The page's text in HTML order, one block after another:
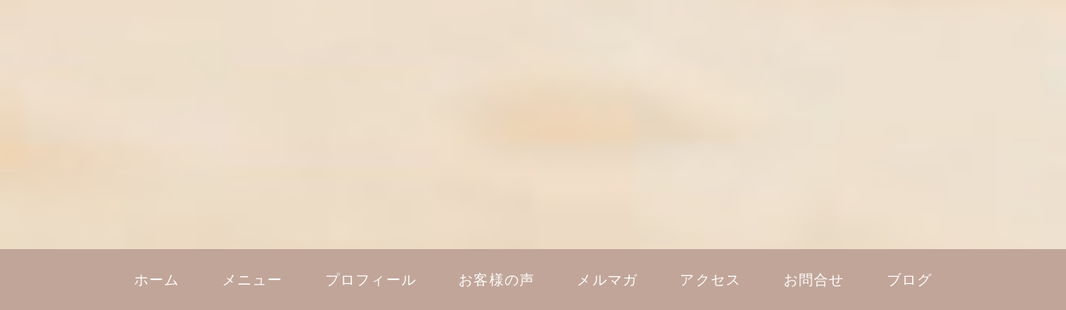
ホーム メニュー プロフィール お客様の声 メルマガ アクセス お問合せ ブログ